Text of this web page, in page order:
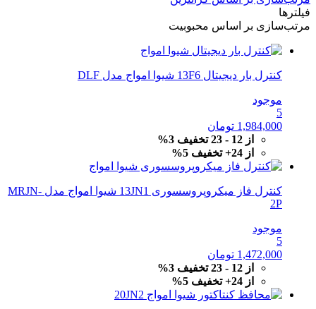
فیلترها
مرتب‌سازی بر اساس محبوبیت
کنترل بار دیجیتال 13F6 شیوا امواج مدل DLF
موجود
5
1,984,000 تومان
از 12 - 23 تخفیف 3%
از 24+ تخفیف 5%
کنترل فاز میکروپروسسوری 13JN1 شیوا امواج مدل MRJN-
2P
موجود
5
1,472,000 تومان
از 12 - 23 تخفیف 3%
از 24+ تخفیف 5%